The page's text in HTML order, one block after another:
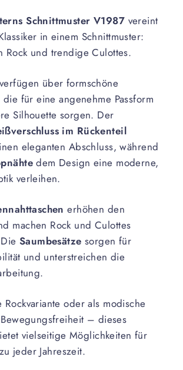
Schnittmuster V1987 vereint
in einem Schnittmuster:
Rock und trendige Culottes.
über formschöne
die für eine angenehme Passform
Silhouette sorgen. Der
im Rückenteil
eleganten Abschluss, während
dem Design eine moderne,
verleihen.
erhöhen den
machen Rock und Culottes
Saumbesätze sorgen für
und unterstreichen die
oder als modische
– dieses
vielseitige Möglichkeiten für
jeder Jahreszeit.